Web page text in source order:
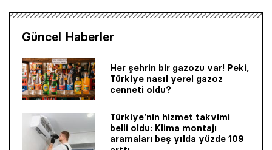
Güncel Haberler
Her şehrin bir gazozu var! Peki,
Türkiye nasıl yerel gazoz
cenneti oldu?
Türkiye’nin hizmet takvimi
belli oldu: Klima montajı
aramaları beş yılda yüzde 109